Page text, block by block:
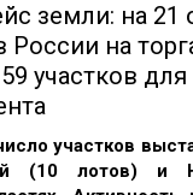
земли: на 21
России на
участков для
участков
(10 лотов) и